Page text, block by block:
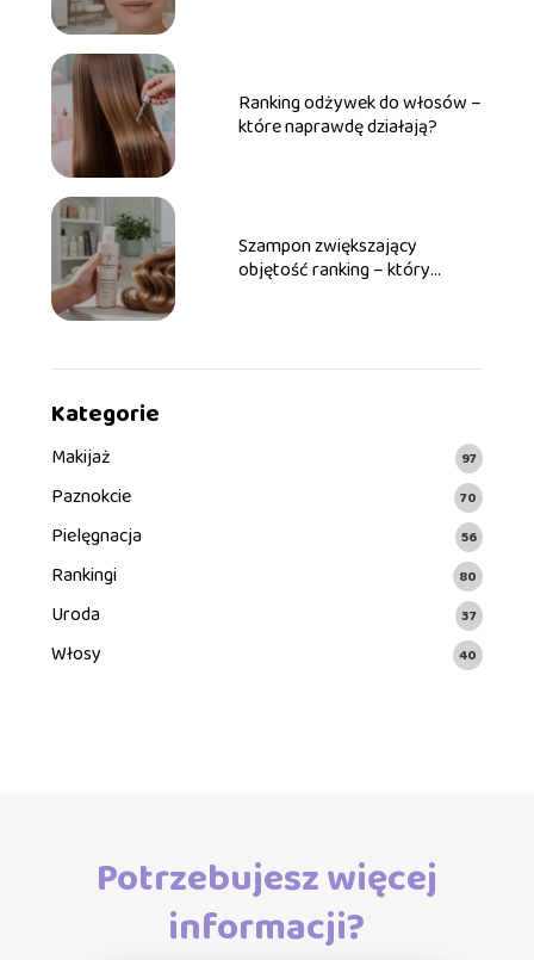
Ranking odżywek do włosów –
które naprawdę działają?
Szampon zwiększający
objętość ranking – który
Kategorie
Makijaż 97
Paznokcie 70
Pielęgnacja 56
Rankingi 80
Uroda 37
Włosy 40
Potrzebujesz więcej
informacji?